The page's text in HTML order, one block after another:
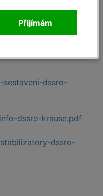
sestaveni-dssro-
dssro-krause.pdf
dssro-
Přijímám